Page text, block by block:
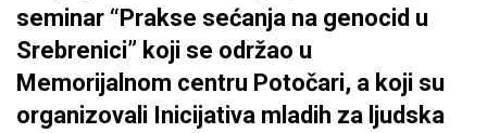
seminar “Prakse sećanja na genocid u
Srebrenici” koji se održao u
Memorijalnom centru Potočari, a koji su
organizovali Inicijativa mladih za ljudska